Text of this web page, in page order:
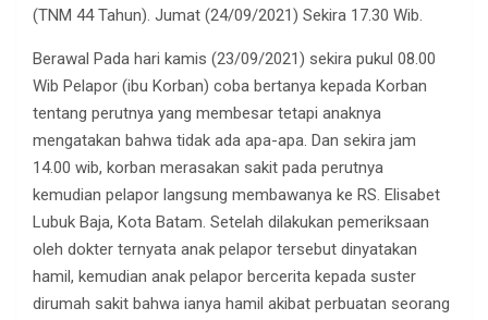
(TNM 44 Tahun). Jumat (24/09/2021) Sekira 17.30 Wib.
Berawal Pada hari kamis (23/09/2021) sekira pukul 08.00
Wib Pelapor (ibu Korban) coba bertanya kepada Korban
tentang perutnya yang membesar tetapi anaknya
mengatakan bahwa tidak ada apa-apa. Dan sekira jam
14.00 wib, korban merasakan sakit pada perutnya
kemudian pelapor langsung membawanya ke RS. Elisabet
Lubuk Baja, Kota Batam. Setelah dilakukan pemeriksaan
oleh dokter ternyata anak pelapor tersebut dinyatakan
hamil, kemudian anak pelapor bercerita kepada suster
dirumah sakit bahwa ianya hamil akibat perbuatan seorang